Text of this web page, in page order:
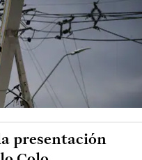
presentación